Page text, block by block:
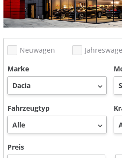
Neuwagen
Marke
Fahrzeugtyp
Preis